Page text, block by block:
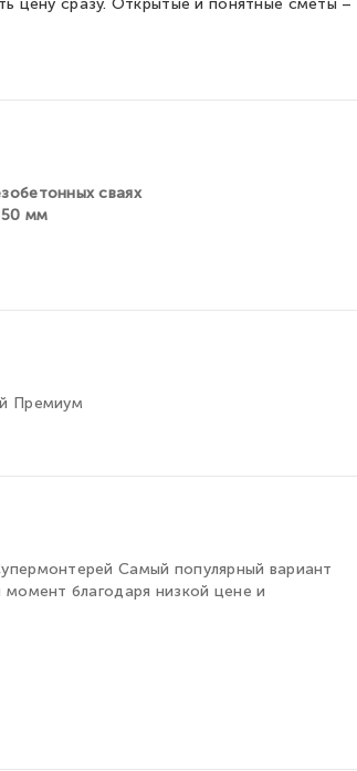
цену сразу. Открытые и понятные сметы
сваях
мм
Премиум
Самый популярный вариант
благодаря низкой цене и